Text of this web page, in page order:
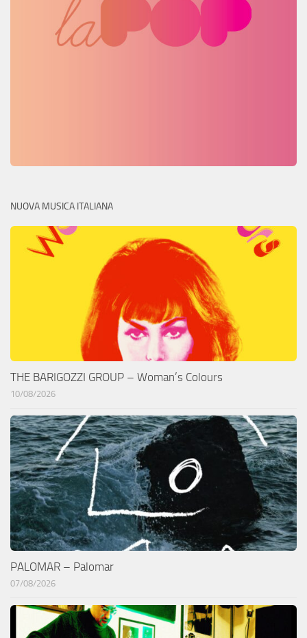
NUOVA MUSICA ITALIANA
THE BARIGOZZI GROUP – Woman’s Colours
10/08/2026
PALOMAR – Palomar
07/08/2026